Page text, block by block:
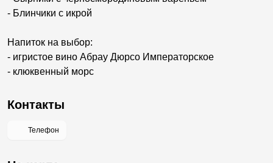
- Блинчики с икрой
Напиток на выбор:
- игристое вино Абрау Дюрсо Императорское
- клюквенный морс
Контакты
Телефон